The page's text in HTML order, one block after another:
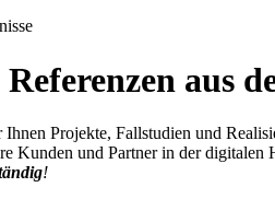
aus
Projekte, Fallstudien und
Kunden und Partner in der digitalen
!